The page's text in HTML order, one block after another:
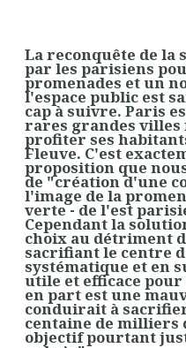
La reconquête de la
par les parisiens
promenades et un
l'espace public est
cap à suivre. Paris
rares grandes villes
profiter ses
Fleuve. C'est
proposition que
de "création d'une
l'image de la
verte - de l'est
Cependant la
choix au détriment
sacrifiant le centre
systématique et en
utile et efficace
en part est une
conduirait à
centaine de milliers
objectif pourtant